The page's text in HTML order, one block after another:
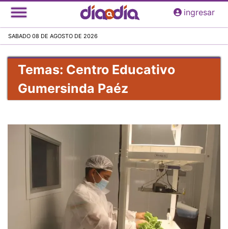
Pasar
al
principal
ingresar
SABADO 08 DE AGOSTO DE 2026
Temas: Centro Educativo
Gumersinda Paéz